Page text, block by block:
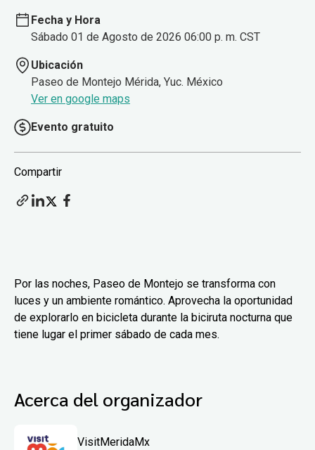
Fecha y Hora
Sábado 01 de Agosto de 2026 06:00 p. m. CST
Ubicación
Paseo de Montejo Mérida, Yuc. México
Ver en google maps
Evento gratuito
Compartir
Por las noches, Paseo de Montejo se transforma con
luces y un ambiente romántico. Aprovecha la oportunidad
de explorarlo en bicicleta durante la biciruta nocturna que
tiene lugar el primer sábado de cada mes.
Acerca del organizador
VisitMeridaMx